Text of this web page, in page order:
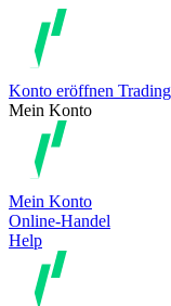
Konto eröffnen Trading
Mein Konto
Mein Konto
Online-Handel
Help